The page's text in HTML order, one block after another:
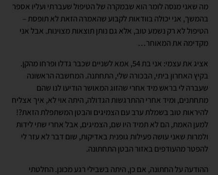
מה שאני מנסה לומר הוא שבמקרה של הטיפול שעברתי ועליו אספר
בהמשך, אני יכולה בוודאות לקבוע שהאמרה הזאת לא תופסת –
הטיפול לא רק נשמע טוב, אלא גם נותן תוצאות מצוינות. אבל אני
מקדימה את המאוחר…
אציג את עצמי: אני בת 54, אמא לשניים שכבר גדלו ופרחו מהקן.
בקיץ האחרון ביתי, הבכורה שלי, התחתנה. המחשבה הראשונה
שעברה לי בראש מיד אחרי שהזוג המאושר הודיעו לנו שהם
מתחתנים, ומיד אחרי ההתרגשות הגדולה, היתה אוי לא, איך אצליח
להיראות טוב בשמלת ערב עם הצמיגים והבטן המשתפלת הזאת?!
למען האמת, הם לא תמיד היו שם, הצמיגים, אבל אחרי שתי לידות
ולמרות שאני עושה פעילות גופנית באדיקות, שום דבר לא עזר לי
להפטר מהעודפים באזור הבטן התחתונה.
ההודעה על החתונה, אם כן, היתה בשבילי רגע מכונן. החלטתי